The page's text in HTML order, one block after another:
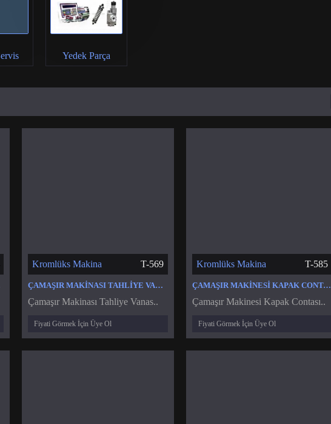
Yedek Parça
Kromlüks Makina T-569
ÇAMAŞIR MAKINASI TAHLIYE VANASI
Çamaşır Makinası Tahliye Vanas..
Fiyati Görmek İçin Üye Ol
Kromlüks Makina T-585
ÇAMAŞIR MAKINESI KAPAK CONTASI
Çamaşır Makinesi Kapak Contası..
Fiyati Görmek İçin Üye Ol